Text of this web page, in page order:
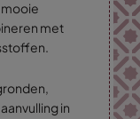
mooie
met
in